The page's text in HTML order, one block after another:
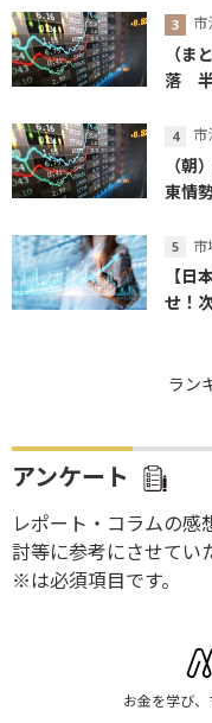
市
（ま
落 半
市
（
東情
市
【
せ！
ラン
アンケート
レポート・コラムの
討等に参考にさせてい
※は必須項目です。
お金を学び